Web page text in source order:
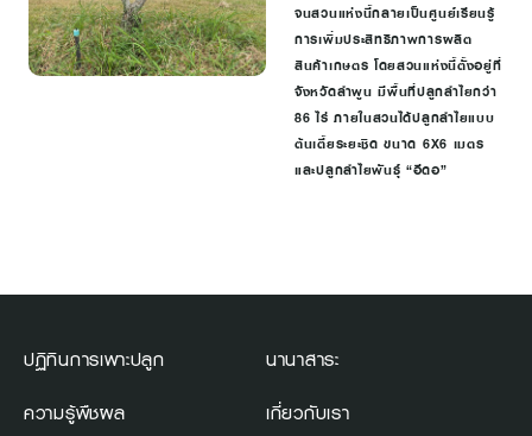
จนสวนแห่งนี้กลายเป็นศูนย์เรียนรู้
การเพิ่มประสิทธิภาพการผลิต
สินค้าเกษตร โดยสวนแห่งนี้ตั้งอยู่ที่
จังหวัดลำพูน มีพื้นที่ปลูกลำไยกว่า
86 ไร่ ภายในสวนได้ปลูกลำไยแบบ
ต้นเตี้ยระยะชิด ขนาด 6X6 เมตร
และปลูกลำไยพันธุ์ “อีดอ”
ปฏิทินการเพาะปลูก
ความรู้พืชผล
นานาสาระ
เกี่ยวกับเรา